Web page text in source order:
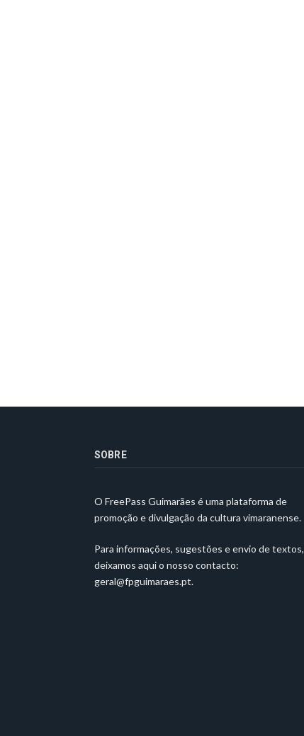
SOBRE
O FreePass Guimarães é uma plataforma de
promoção e divulgação da cultura vimaranense.
Para informações, sugestões e envio de textos,
deixamos aqui o nosso contacto:
geral@fpguimaraes.pt.